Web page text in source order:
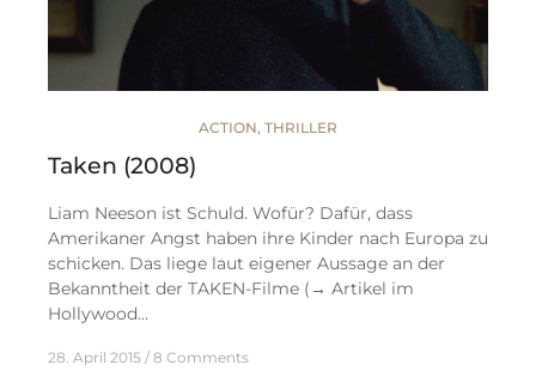
ACTION, THRILLER
Taken (2008)
Liam Neeson ist Schuld. Wofür? Dafür, dass
Amerikaner Angst haben ihre Kinder nach Europa zu
schicken. Das liege laut eigener Aussage an der
Bekanntheit der TAKEN-Filme (→ Artikel im
Hollywood…
28. April 2015 8 Comments